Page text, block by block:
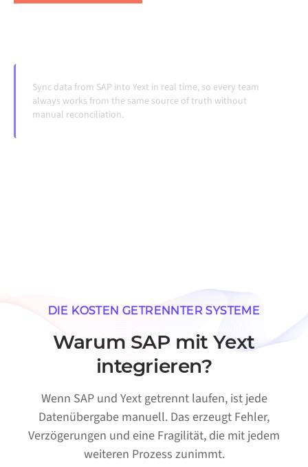
Sync data from SAP into Yext in real time, so every team
always works from the same source of truth without
manual reconciliation.
DIE KOSTEN GETRENNTER SYSTEME
Warum SAP mit Yext
integrieren?
Wenn SAP und Yext getrennt laufen, ist jede
Datenübergabe manuell. Das erzeugt Fehler,
Verzögerungen und eine Fragilität, die mit jedem
weiteren Prozess zunimmt.